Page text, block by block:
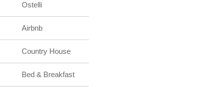
Ostelli
Airbnb
Country House
Bed & Breakfast